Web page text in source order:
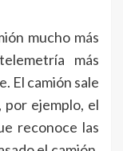
mucho más
más
El camión sale
ejemplo, el
reconoce las